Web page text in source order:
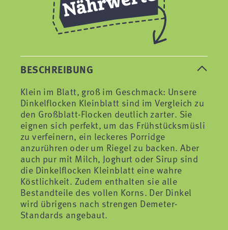
BESCHREIBUNG
Klein im Blatt, groß im Geschmack: Unsere
Dinkelflocken Kleinblatt sind im Vergleich zu
den Großblatt-Flocken deutlich zarter. Sie
eignen sich perfekt, um das Frühstücksmüsli
zu verfeinern, ein leckeres Porridge
anzurühren oder um Riegel zu backen. Aber
auch pur mit Milch, Joghurt oder Sirup sind
die Dinkelflocken Kleinblatt eine wahre
Köstlichkeit. Zudem enthalten sie alle
Bestandteile des vollen Korns. Der Dinkel
wird übrigens nach strengen Demeter-
Standards angebaut.